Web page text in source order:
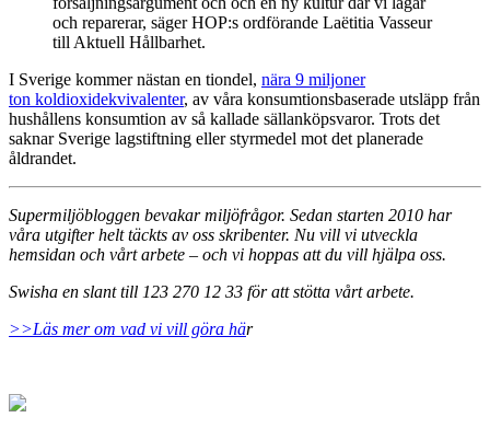
och reparerar, säger HOP:s ordförande Laëtitia Vasseur
till Aktuell Hållbarhet.
I Sverige kommer nästan en tiondel, nära 9 miljoner
ton koldioxidekvivalenter, av våra konsumtionsbaserade utsläpp från
hushållens konsumtion av så kallade sällanköpsvaror. Trots det
saknar Sverige lagstiftning eller styrmedel mot det planerade
åldrandet.
Supermiljöbloggen bevakar miljöfrågor. Sedan starten 2010 har
våra utgifter helt täckts av oss skribenter. Nu vill vi utveckla
hemsidan och vårt arbete – och vi hoppas att du vill hjälpa oss.
Swisha en slant till 123 270 12 33 för att stötta vårt arbete.
>>Läs mer om vad vi vill göra här